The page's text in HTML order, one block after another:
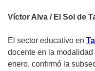
Víctor Alva / El Sol de
El sector educativo en
docente en la
enero, confirmó la